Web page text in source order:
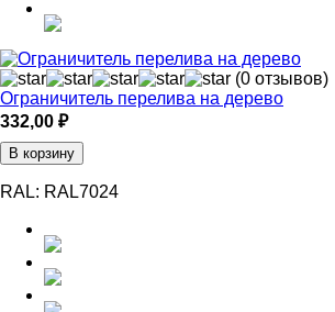
(0 отзывов)
Ограничитель перелива на дерево
332,00 ₽
В корзину
RAL: RAL7024